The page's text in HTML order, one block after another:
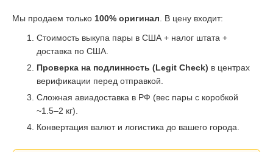
Мы продаем только 100% оригинал . В цену входит:
Стоимость выкупа пары в США + налог штата +
доставка по США.
Проверка на подлинность (Legit Check) в центрах
верификации перед отправкой.
Сложная авиадоставка в РФ (вес пары с коробкой
~1.5–2 кг).
Конвертация валют и логистика до вашего города.